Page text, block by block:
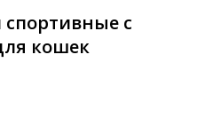
с
кошек